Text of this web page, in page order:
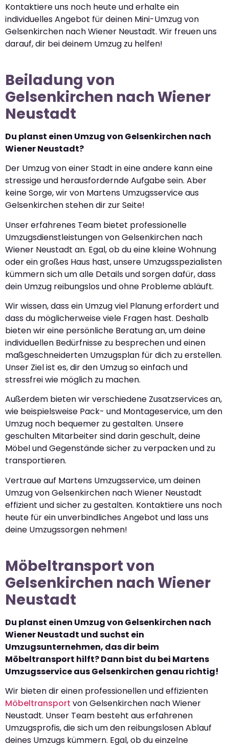
Kontaktiere uns noch heute und erhalte ein
individuelles Angebot für deinen Mini-Umzug von
Gelsenkirchen nach Wiener Neustadt. Wir freuen uns
darauf, dir bei deinem Umzug zu helfen!
Beiladung von
Gelsenkirchen nach Wiener
Neustadt
Du planst einen Umzug von Gelsenkirchen nach
Wiener Neustadt?
Der Umzug von einer Stadt in eine andere kann eine
stressige und herausfordernde Aufgabe sein. Aber
keine Sorge, wir von Martens Umzugsservice aus
Gelsenkirchen stehen dir zur Seite!
Unser erfahrenes Team bietet professionelle
Umzugsdienstleistungen von Gelsenkirchen nach
Wiener Neustadt an. Egal, ob du eine kleine Wohnung
oder ein großes Haus hast, unsere Umzugsspezialisten
kümmern sich um alle Details und sorgen dafür, dass
dein Umzug reibungslos und ohne Probleme abläuft.
Wir wissen, dass ein Umzug viel Planung erfordert und
dass du möglicherweise viele Fragen hast. Deshalb
bieten wir eine persönliche Beratung an, um deine
individuellen Bedürfnisse zu besprechen und einen
maßgeschneiderten Umzugsplan für dich zu erstellen.
Unser Ziel ist es, dir den Umzug so einfach und
stressfrei wie möglich zu machen.
Außerdem bieten wir verschiedene Zusatzservices an,
wie beispielsweise Pack- und Montageservice, um den
Umzug noch bequemer zu gestalten. Unsere
geschulten Mitarbeiter sind darin geschult, deine
Möbel und Gegenstände sicher zu verpacken und zu
transportieren.
Vertraue auf Martens Umzugsservice, um deinen
Umzug von Gelsenkirchen nach Wiener Neustadt
effizient und sicher zu gestalten. Kontaktiere uns noch
heute für ein unverbindliches Angebot und lass uns
deine Umzugssorgen nehmen!
Möbeltransport von
Gelsenkirchen nach Wiener
Neustadt
Du planst einen Umzug von Gelsenkirchen nach
Wiener Neustadt und suchst ein
Umzugsunternehmen, das dir beim
Möbeltransport hilft? Dann bist du bei Martens
Umzugsservice aus Gelsenkirchen genau richtig!
Wir bieten dir einen professionellen und effizienten
Möbeltransport von Gelsenkirchen nach Wiener
Neustadt. Unser Team besteht aus erfahrenen
Umzugsprofis, die sich um den reibungslosen Ablauf
deines Umzugs kümmern. Egal, ob du einzelne